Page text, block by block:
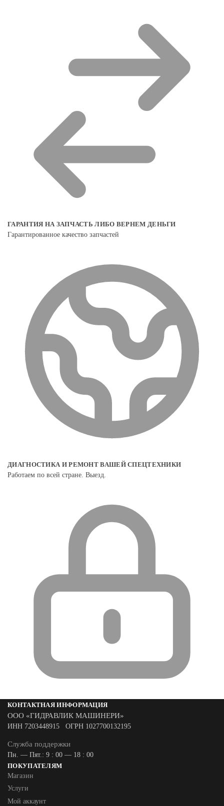
ГАРАНТИЯ НА ЗАПЧАСТЬ ЛИБО ВЕРНЕМ ДЕНЬГИ
Гарантированное качество запчастей
ДИАГНОСТИКА И РЕМОНТ ВАШЕЙ СПЕЦТЕХНИКИ
Работаем по всей стране. Выезд.
КОНТАКТНАЯ ИНФОРМАЦИЯ
ООО «ГИДРАВЛИК МАШИНЕРИ»
ИНН 7203448915 ОГРН 1027700132195
Служба поддержки
Пн. — Пят.: 9 : 00 — 18 : 00
ПОКУПАТЕЛЯМ
Магазин
Услуги
Мой аккаунт